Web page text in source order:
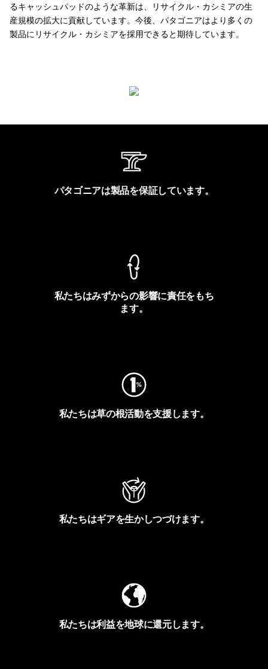
るキャッシュパッドのような革新は、リサイクル・カシミアの生
産規模の拡大に貢献しています。今後、パタゴニアはより多くの
製品にリサイクル・カシミアを採用できると期待しています。
パタゴニアは製品を保証しています。
私たちはみずからの影響に責任をもち
ます。
私たちは草の根活動を支援します。
私たちはギアを生かしつづけます。
私たちは利益を地球に還元します。